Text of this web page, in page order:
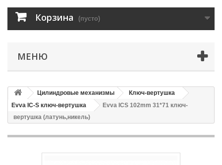
Корзина (пусто)
МЕНЮ
Цилиндровые механизмы
Ключ-вертушка
Evva IC-S ключ-вертушка
Evva ICS 102mm 31*71 ключ-
вертушка (латунь,никель)